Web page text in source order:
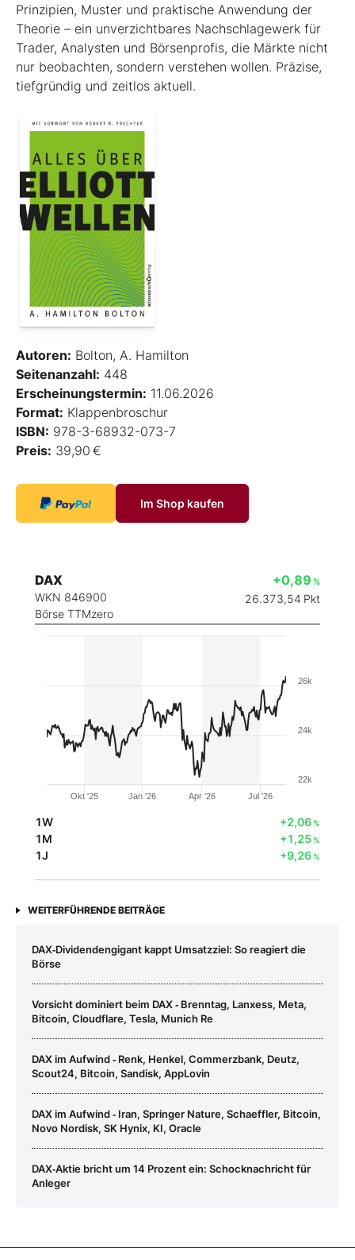
Prinzipien, Muster und praktische Anwendung der
Theorie – ein unverzichtbares Nachschlagewerk für
Trader, Analysten und Börsenprofis, die Märkte nicht
nur beobachten, sondern verstehen wollen. Präzise,
tiefgründig und zeitlos aktuell.
Autoren: Bolton, A. Hamilton
Seitenanzahl: 448
Erscheinungstermin: 11.06.2026
Format: Klappenbroschur
ISBN: 978-3-68932-073-7
Preis: 39,90 €
Im Shop kaufen
DAX
WKN 846900
Börse TTMzero
+0,89 %
26.373,54 Pkt
Okt '25 Jan '26 Apr '26 Jul '26
22k
24k
26k
1W +2,06%
1M +1,25%
1J +9,26%
WEITERFÜHRENDE BEITRÄGE
DAX‑Dividendengigant kappt Umsatzziel: So reagiert die
Börse
Vorsicht dominiert beim DAX ‑ Brenntag, Lanxess, Meta,
Bitcoin, Cloudflare, Tesla, Munich Re
DAX im Aufwind ‑ Renk, Henkel, Commerzbank, Deutz,
Scout24, Bitcoin, Sandisk, AppLovin
DAX im Aufwind ‑ Iran, Springer Nature, Schaeffler, Bitcoin,
Novo Nordisk, SK Hynix, KI, Oracle
DAX‑Aktie bricht um 14 Prozent ein: Schocknachricht für
Anleger